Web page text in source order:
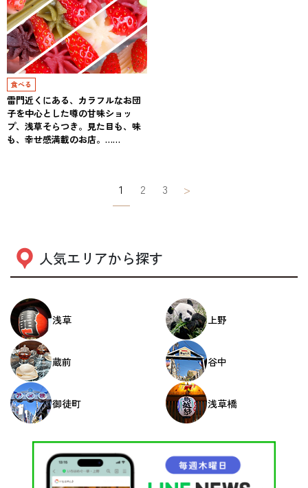
食べる
雷門近くにある、カラフルなお団
子を中心とした噂の甘味ショッ
プ、浅草そらつき。見た目も、味
も、幸せ感満載のお店。……
稿
ビ
ゲ
1 2 3 >
人気エリアから探す
浅草 上野
蔵前 谷中
御徒町 浅草橋